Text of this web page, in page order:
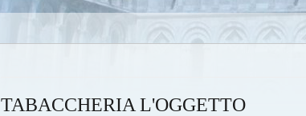
TABACCHERIA L'OGGETTO